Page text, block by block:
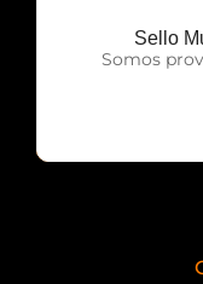
Sello
Somos